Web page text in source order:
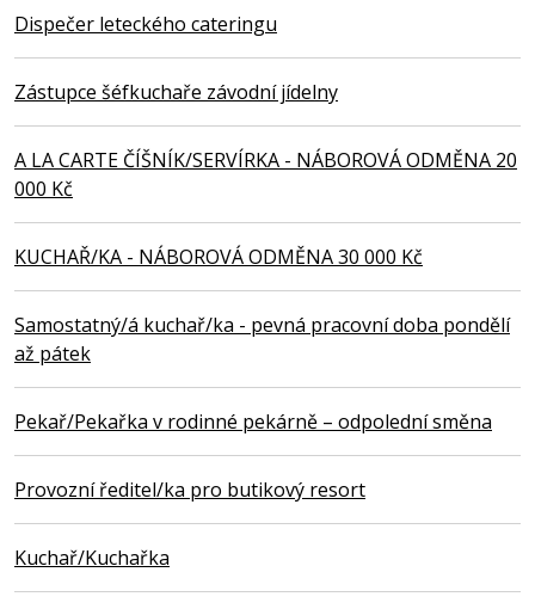
Dispečer leteckého cateringu
Zástupce šéfkuchaře závodní jídelny
A LA CARTE ČÍŠNÍK/SERVÍRKA - NÁBOROVÁ ODMĚNA 20
000 Kč
KUCHAŘ/KA - NÁBOROVÁ ODMĚNA 30 000 Kč
Samostatný/á kuchař/ka - pevná pracovní doba pondělí
až pátek
Pekař/Pekařka v rodinné pekárně – odpolední směna
Provozní ředitel/ka pro butikový resort
Kuchař/Kuchařka